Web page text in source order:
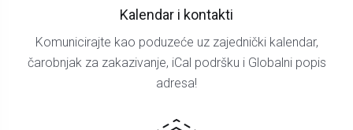
Kalendar i kontakti
Komunicirajte kao poduzeće uz zajednički kalendar,
čarobnjak za zakazivanje, iCal podršku i Globalni popis
adresa!